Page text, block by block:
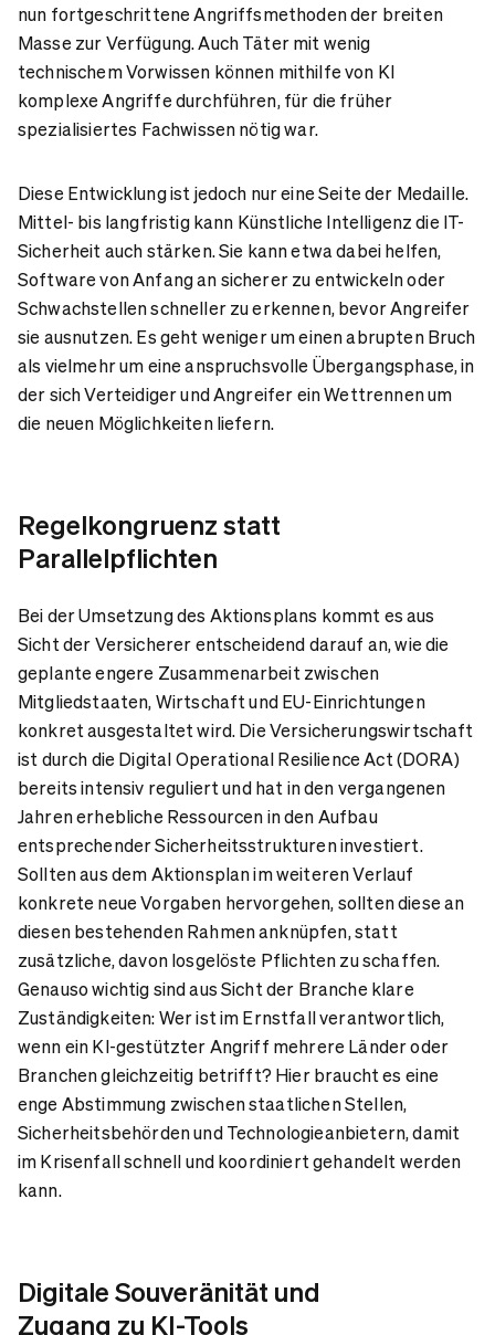
nun fortgeschrittene Angriffsmethoden der breiten
Masse zur Verfügung. Auch Täter mit wenig
technischem Vorwissen können mithilfe von KI
komplexe Angriffe durchführen, für die früher
spezialisiertes Fachwissen nötig war.
Diese Entwicklung ist jedoch nur eine Seite der Medaille.
Mittel- bis langfristig kann Künstliche Intelligenz die IT-
Sicherheit auch stärken. Sie kann etwa dabei helfen,
Software von Anfang an sicherer zu entwickeln oder
Schwachstellen schneller zu erkennen, bevor Angreifer
sie ausnutzen. Es geht weniger um einen abrupten Bruch
als vielmehr um eine anspruchsvolle Übergangsphase, in
der sich Verteidiger und Angreifer ein Wettrennen um
die neuen Möglichkeiten liefern.
Regelkongruenz statt
Parallelpflichten
Bei der Umsetzung des Aktionsplans kommt es aus
Sicht der Versicherer entscheidend darauf an, wie die
geplante engere Zusammenarbeit zwischen
Mitgliedstaaten, Wirtschaft und EU-Einrichtungen
konkret ausgestaltet wird. Die Versicherungswirtschaft
ist durch die Digital Operational Resilience Act (DORA)
bereits intensiv reguliert und hat in den vergangenen
Jahren erhebliche Ressourcen in den Aufbau
entsprechender Sicherheitsstrukturen investiert.
Sollten aus dem Aktionsplan im weiteren Verlauf
konkrete neue Vorgaben hervorgehen, sollten diese an
diesen bestehenden Rahmen anknüpfen, statt
zusätzliche, davon losgelöste Pflichten zu schaffen.
Genauso wichtig sind aus Sicht der Branche klare
Zuständigkeiten: Wer ist im Ernstfall verantwortlich,
wenn ein KI-gestützter Angriff mehrere Länder oder
Branchen gleichzeitig betrifft? Hier braucht es eine
enge Abstimmung zwischen staatlichen Stellen,
Sicherheitsbehörden und Technologieanbietern, damit
im Krisenfall schnell und koordiniert gehandelt werden
kann.
Digitale Souveränität und
Zugang zu KI-Tools